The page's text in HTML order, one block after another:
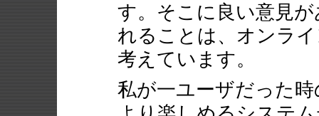
す。そこに良い意見
れることは、オンラ
考えています。
私が一ユーザだった